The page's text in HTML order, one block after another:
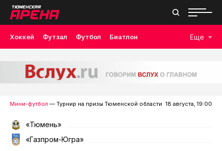
Хоккей Футзал Футбол Биатлон Еще
Мини-футбол — Турнир на призы Тюменской области 18 августа, 19:00
«Тюмень»
«Газпром-Югра»